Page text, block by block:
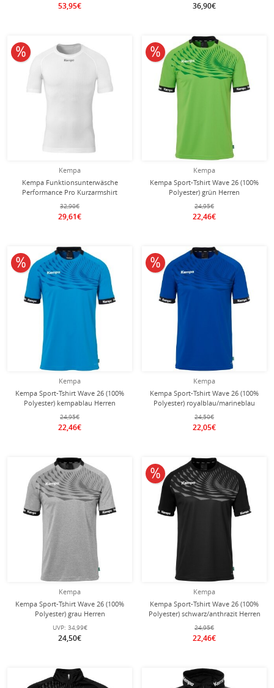
53,95€ 36,90€
Kempa
Kempa Funktionsunterwäsche
Performance Pro Kurzarmshirt
(hochelastisch) weiss Herren
32,90€
29,61€
10% reduziert
Kempa
Kempa Sport-Tshirt Wave 26 (100%
Polyester) grün Herren
24,95€
22,46€
10% reduziert
Kempa
Kempa Sport-Tshirt Wave 26 (100%
Polyester) kempablau Herren
24,95€
22,46€
10% reduziert
Kempa
Kempa Sport-Tshirt Wave 26 (100%
Polyester) royalblau/marineblau
Herren
24,50€
22,05€
10% reduziert
Kempa
Kempa Sport-Tshirt Wave 26 (100%
Polyester) grau Herren
UVP: 34,99€
24,50€
Kempa
Kempa Sport-Tshirt Wave 26 (100%
Polyester) schwarz/anthrazit Herren
24,95€
22,46€
10% reduziert